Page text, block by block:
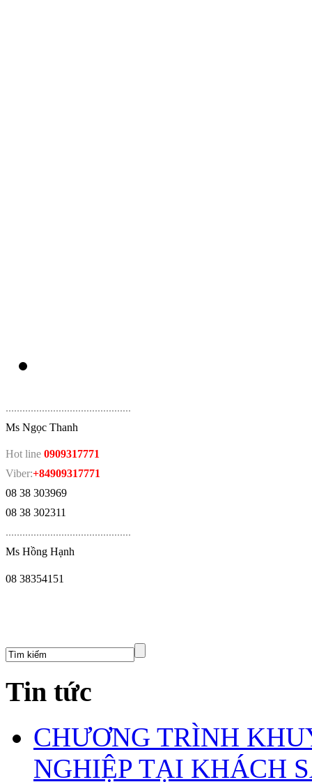
.............................................
Ms Ngọc Thanh
Hot line 0909317771
Viber:+84909317771
08 38 303969
08 38 302311
.............................................
Ms Hồng Hạnh
08 38354151
Tin tức
CHƯƠNG TRÌNH
NGHIỆP TẠI KHÁCH